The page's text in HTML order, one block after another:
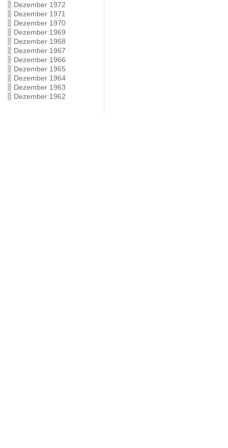
Dezember 1972
Dezember 1971
Dezember 1970
Dezember 1969
Dezember 1968
Dezember 1967
Dezember 1966
Dezember 1965
Dezember 1964
Dezember 1963
Dezember 1962